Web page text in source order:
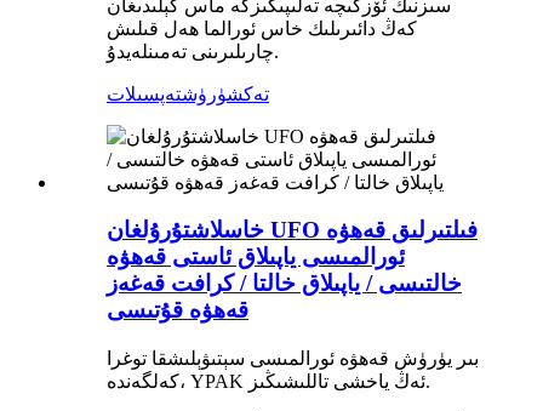
سىزنىڭ ئۆزگىچە تەلىپىڭىزگە ماس كېلىدىغان
كەڭ دائىرىلىك خاس ئورالما ھەل قىلىش
چارىلىرىنى تەمىنلەيدۇ.
تەكشۈرۈشتەپسىلات
خاسلاشتۇرۇلغان UFO فىلتىرلىق قەھۋە
ئورالمىسى ياپىلاق ئاستى قەھۋە
خالتىسى / ياپىلاق خالتا / كرافت قەغەز
قەھۋە قۇتىسى
بىر يۈرۈش قەھۋە ئورالمىسى سېتىۋېلىشقا توغرا
كەلگەندە، YPAK ئەڭ ياخشى تاللىشىڭىز.